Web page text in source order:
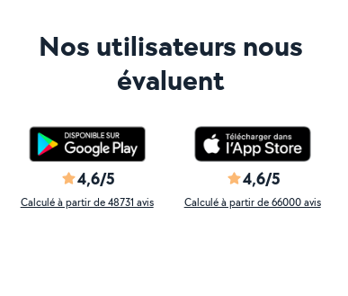
Nos utilisateurs nous
évaluent
4,6/5
Calculé à partir de 48731 avis
4,6/5
Calculé à partir de 66000 avis